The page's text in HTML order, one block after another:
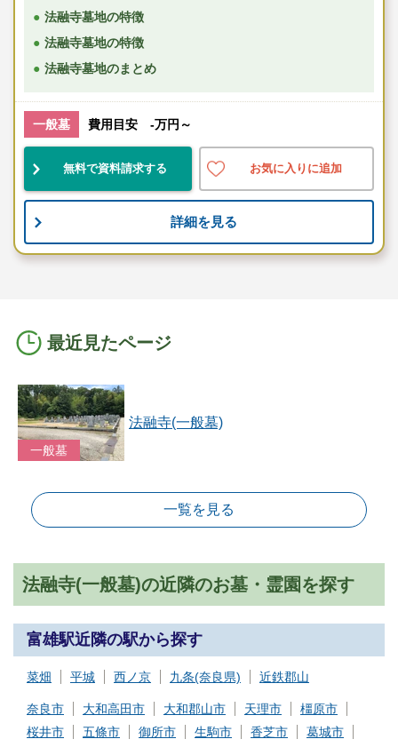
法融寺墓地の特徴
法融寺墓地の特徴
法融寺墓地のまとめ
一般墓 費用目安 -万円～
無料で資料請求する お気に入りに追加
詳細を見る
最近見たページ
一般墓
法融寺(一般墓)
一覧を見る
法融寺(一般墓)の近隣のお墓・霊園を探す
富雄駅近隣の駅から探す
菜畑 平城 西ノ京 九条(奈良県) 近鉄郡山
奈良市 大和高田市 大和郡山市 天理市
橿原市
桜井市
五條市 御所市 生駒市 香芝市
葛城市